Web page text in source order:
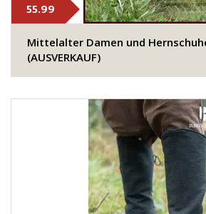
55.99
Mittelalter Damen und
(AUSVERKAUF)